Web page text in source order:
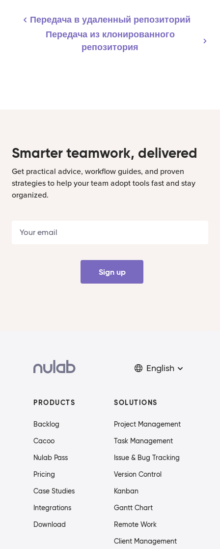
Передача в удаленный репозиторий
Передача из клонированного
репозитория
Smarter teamwork, delivered
Get practical advice, workflow guides, and proven
strategies to help your team adopt tools fast and stay
organized.
Sign up
English
PRODUCTS
Backlog
Cacoo
Nulab Pass
Pricing
Case Studies
Integrations
Download
SOLUTIONS
Project Management
Task Management
Issue & Bug Tracking
Version Control
Kanban
Gantt Chart
Remote Work
Client Management